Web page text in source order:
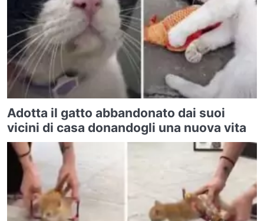
Adotta il gatto abbandonato dai suoi
vicini di casa donandogli una nuova vita